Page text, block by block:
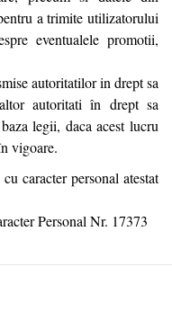
a trimite utilizatorului
eventualele promotii,
autoritatilor in drept sa
autoritati în drept sa
legii, daca acest lucru
vigoare.
caracter personal atestat
Personal Nr. 17373